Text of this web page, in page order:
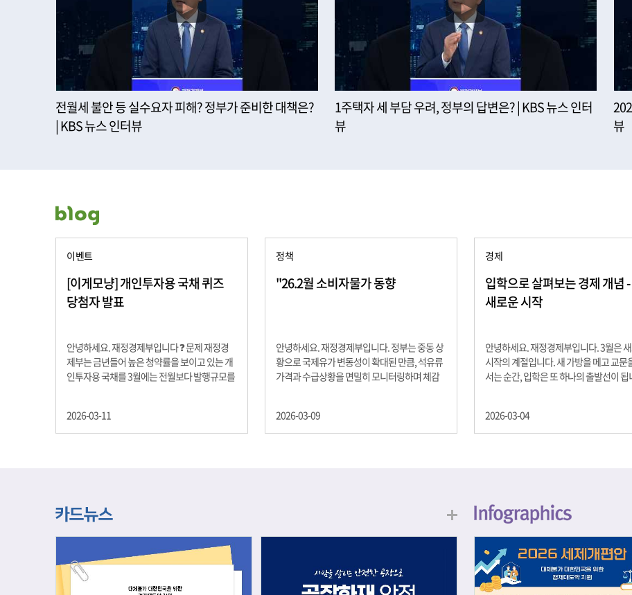
전월세 불안 등 실수요자 피해? 정부가 준비한 대책은?
| KBS 뉴스 인터뷰
1주택자 세 부담 우려, 정부의 답변은? | KBS 뉴스 인터
뷰
뷰
이벤트
[이게모냥] 개인투자용 국채 퀴즈
당첨자 발표
안녕하세요. 재정경제부입니다 ❓ 문제 재정경
제부는 금년들어 높은 청약률을 보이고 있는 개
인투자용 국채를 3월에는 전월보다 발행규모를
년물 900억원, 20년물 300억원입니다. 그렇다
면 3월 개인투자용 국채의 총 발행 예정 금액은
은 인스타그램 개별 DM으로 폼링크를 전달드립
니다.
2026-03-11
정책
"26.2월 소비자물가 동향
안녕하세요. 재정경제부입니다. 정부는 중동 상
황으로 국제유가 변동성이 확대된 만큼, 석유류
가격과 수급상황을 면밀히 모니터링하며 체감
고 추세적 흐름을 보여주는 근원물가는 2.3% 상
승 향후 지정학적 요인, 기상여건 등 불확실성이
2026-03-09
경제
입학으로 살펴보는 경제 개념
새로운 시작
안녕하세요. 재정경제부입니다. 3월은
시작의 계절입니다. 새 가방을 메고 교문
서는 순간, 입학은 또 하나의 출발선이 됩
음이기도 합니다. 입학이라는 순간을 경제
각으로 바라보면, 우리는 한 가지 중요한
식, 친구들과의 협업, 다양한 활동 속에서
문제 해결 경험은 모두 개인의 역량으로 축
니다. 경제학에서는 이.......
2026-03-04